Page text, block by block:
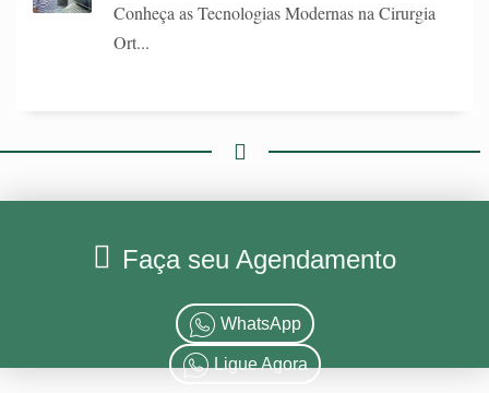
Conheça as Tecnologias Modernas na Cirurgia
Ort...
Faça seu Agendamento
WhatsApp
Ligue Agora